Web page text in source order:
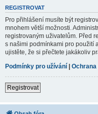
REGISTROVAT
Pro přihlášení musíte být
mnohem větší možnosti.
registrovaným uživatelům. Před
s našimi podmínkami pro použití
ujistěte, že si přečtete jakákoliv
Podmínky pro užívání |
Registrovat